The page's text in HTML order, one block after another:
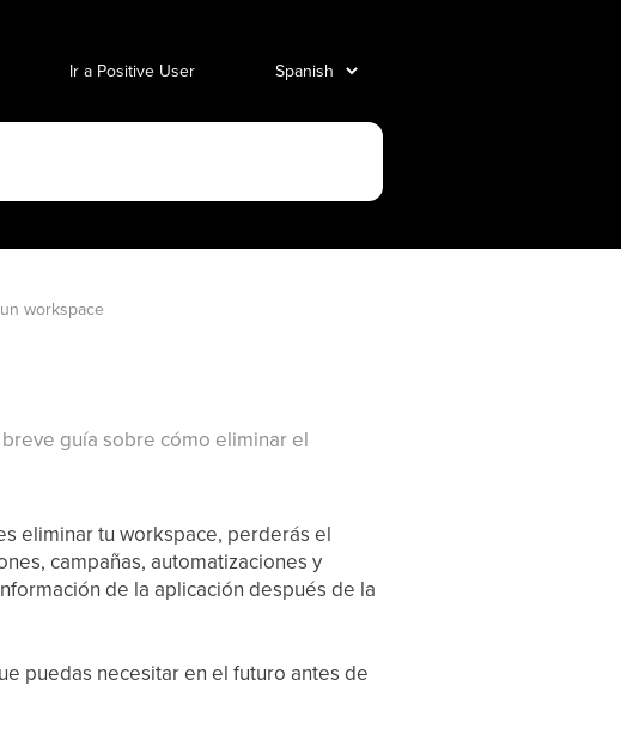
Ir a Positive User
workspace
guía sobre cómo eliminar el
eliminar tu workspace, perderás el
campañas, automatizaciones y
de la aplicación después de la
puedas necesitar en el futuro antes de